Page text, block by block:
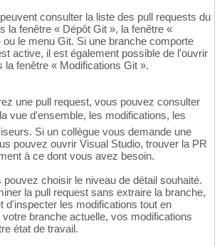
consulter la liste des pull requests du
la fenêtre « Dépôt Git », la fenêtre «
le menu Git. Si une branche comporte
active, il est également possible de l'ouvrir
la fenêtre « Modifications Git ».
une pull request, vous pouvez consulter
vue d'ensemble, les modifications, les
Si un collègue vous demande une
pouvez ouvrir Visual Studio, trouver la PR
à ce dont vous avez besoin.
choisir le niveau de détail souhaité.
la pull request sans extraire la branche,
d'inspecter les modifications tout en
branche actuelle, vos modifications
état de travail.